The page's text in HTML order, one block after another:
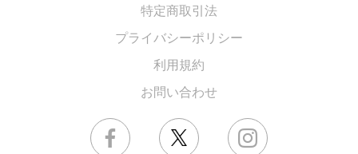
特定商取引法
プライバシーポリシー
利用規約
お問い合わせ